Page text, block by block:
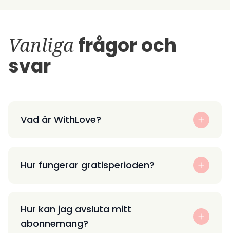
Vanligafrågor och
svar
Vad är WithLove?
Hur fungerar gratisperioden?
Hur kan jag avsluta mitt
abonnemang?